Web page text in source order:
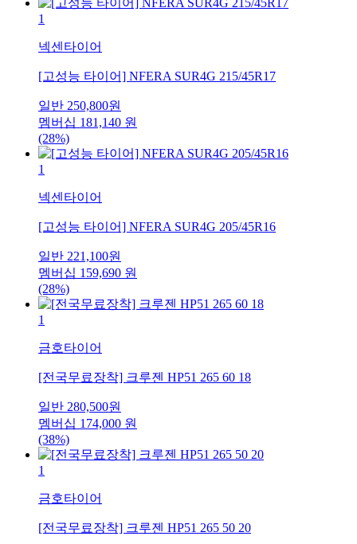
1
넥센타이어
[고성능 타이어] NFERA SUR4G 215/45R17
일반 250,800원
멤버십 181,140 원
(28%)
1
넥센타이어
[고성능 타이어] NFERA SUR4G 205/45R16
일반 221,100원
멤버십 159,690 원
(28%)
1
금호타이어
[전국무료장착] 크루젠 HP51 265 60 18
일반 280,500원
멤버십 174,000 원
(38%)
1
금호타이어
[전국무료장착] 크루젠 HP51 265 50 20